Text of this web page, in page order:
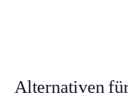
Alternativen